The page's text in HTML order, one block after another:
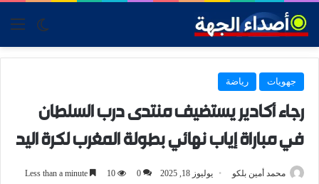
skin
جهويات رياضة
رجاء أكادير يستضيف منتدى درب السلطان
في مباراة إياب نهائي بطولة المغرب لكرة اليد
محمد أمين بلكو يوليوز 18, 2025 0
10